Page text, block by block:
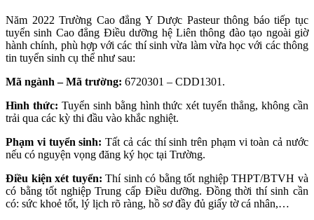
Năm 2022 Trường Cao đẳng Y Dược Pasteur thông báo tiếp tục
tuyển sinh Cao đẳng Điều dưỡng hệ Liên thông đào tạo ngoài giờ
hành chính, phù hợp với các thí sinh vừa làm vừa học với các thông
tin tuyển sinh cụ thể như sau:
Mã ngành – Mã trường: 6720301 – CDD1301.
Hình thức: Tuyển sinh bằng hình thức xét tuyển thẳng, không cần
trải qua các kỳ thi đầu vào khắc nghiệt.
Phạm vi tuyển sinh: Tất cả các thí sinh trên phạm vi toàn cả nước
nếu có nguyện vọng đăng ký học tại Trường.
Điều kiện xét tuyển: Thí sinh có bằng tốt nghiệp THPT/BTVH và
có bằng tốt nghiệp Trung cấp Điều dưỡng. Đồng thời thí sinh cần
có: sức khoẻ tốt, lý lịch rõ ràng, hồ sơ đầy đủ giấy tờ cá nhân,…